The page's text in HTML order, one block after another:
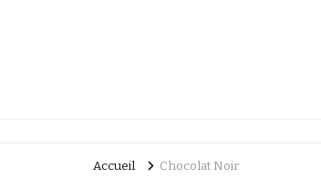
Accueil Chocolat Noir